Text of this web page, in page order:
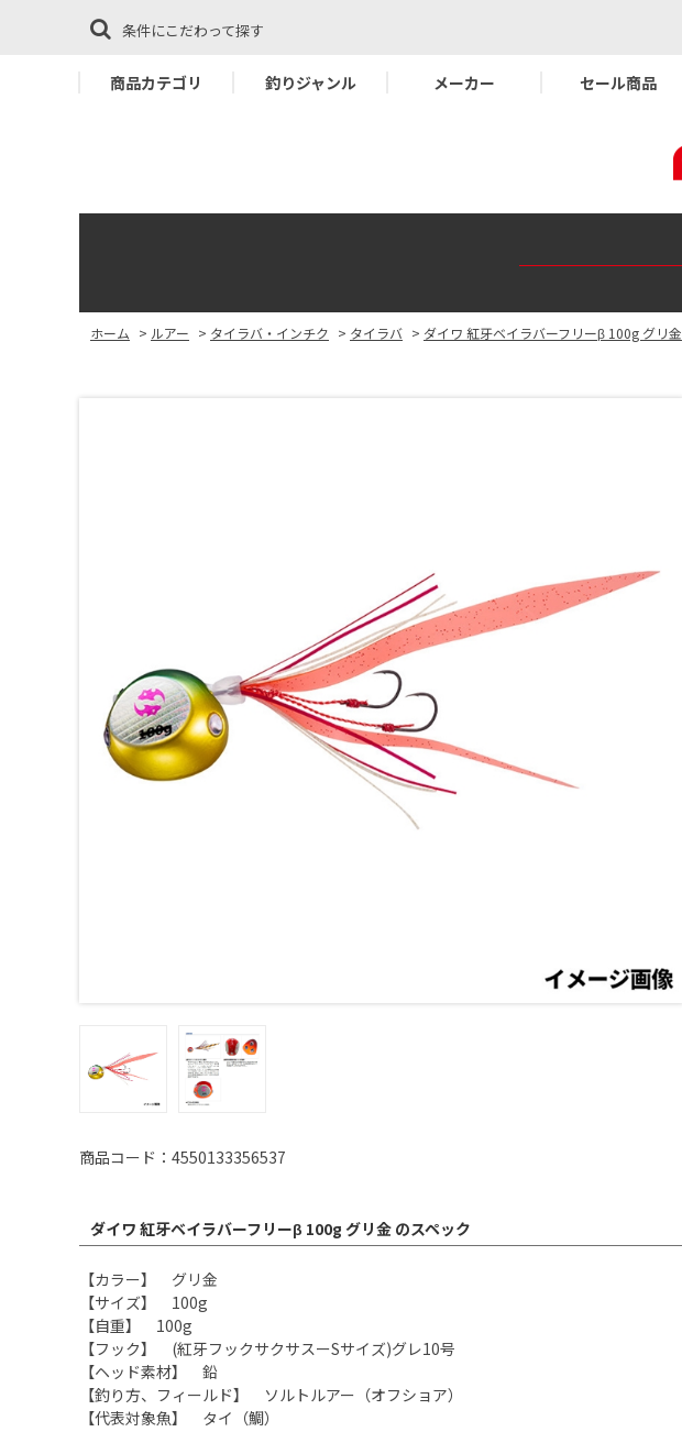
条件にこだわって探す
商品カテゴリ 釣りジャンル メーカー セール商品
ホーム > ルアー > タイラバ・インチク > タイラバ > ダイワ 紅牙ベイラバーフリーβ 100g グリ金
商品コード：4550133356537
ダイワ 紅牙ベイラバーフリーβ 100g グリ金 のスペック
【カラー】 グリ金
【サイズ】 100g
【自重】 100g
【フック】 (紅牙フックサクサスーSサイズ)グレ10号
【ヘッド素材】 鉛
【釣り方、フィールド】 ソルトルアー（オフショア）
【代表対象魚】 タイ（鯛）